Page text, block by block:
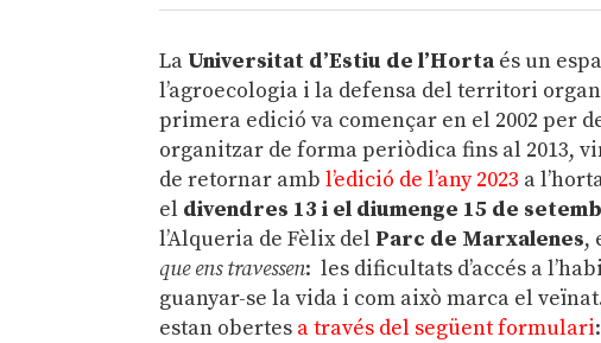
La Universitat d’Estiu de l’Horta és un
l’agroecologia i la defensa del territori
primera edició va començar en el 2002 per
organitzar de forma periòdica fins al 2013,
de retornar ambl’edició de l’any 2023 a
el divendres 13 i el diumenge 15 de
l’Alqueria de Fèlix del Parc de Marxalenes,
que ens travessen: les dificultats d’accés a
guanyar-se la vida i com això marca el
estan obertes a través del següent formulari: